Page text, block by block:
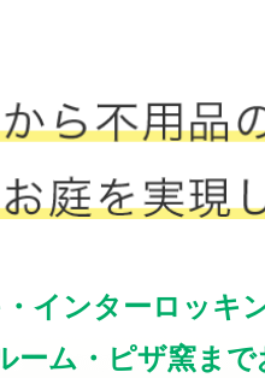
インターロッキ
ーム・ピザ窯まで